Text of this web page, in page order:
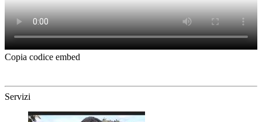
Copia codice embed
Servizi